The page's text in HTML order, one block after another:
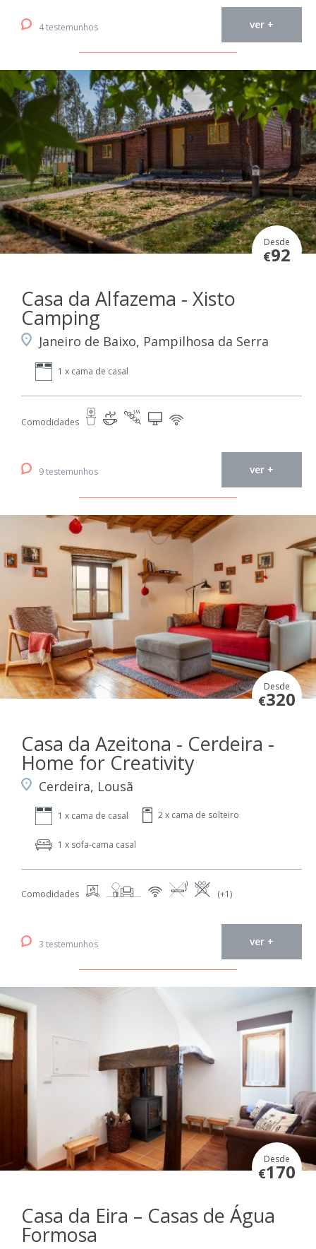
4 testemunhos ver +
Desde
€92
Casa da Alfazema - Xisto
Camping
Janeiro de Baixo, Pampilhosa da Serra
1 x cama de casal
Comodidades
9 testemunhos ver +
Desde
€320
Casa da Azeitona - Cerdeira -
Home for Creativity
Cerdeira, Lousã
1 x cama de casal 2 x cama de solteiro
1 x sofa-cama casal
Comodidades (+1)
3 testemunhos ver +
Desde
€170
Casa da Eira – Casas de Água
Formosa